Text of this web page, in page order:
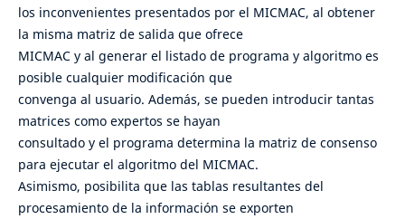
los inconvenientes presentados por el MICMAC, al obtener
la misma matriz de salida que ofrece
MICMAC y al generar el listado de programa y algoritmo es
posible cualquier modificación que
convenga al usuario. Además, se pueden introducir tantas
matrices como expertos se hayan
consultado y el programa determina la matriz de consenso
para ejecutar el algoritmo del MICMAC.
Asimismo, posibilita que las tablas resultantes del
procesamiento de la información se exporten